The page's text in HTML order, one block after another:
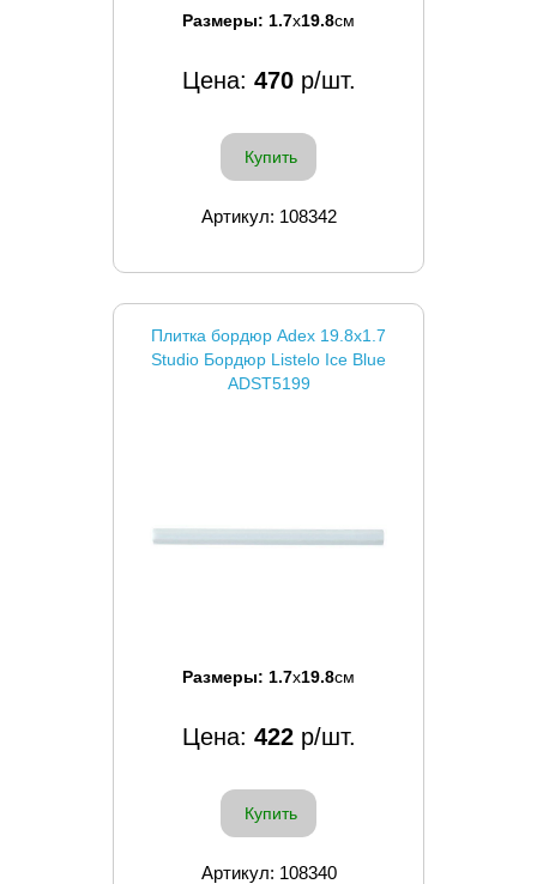
Размеры: 1.7x19.8см
Цена: 470р/шт.
Купить
Артикул: 108342
Плитка бордюр Adex 19.8x1.7
Studio Бордюр Listelo Ice Blue
ADST5199
Размеры: 1.7x19.8см
Цена: 422р/шт.
Купить
Артикул: 108340